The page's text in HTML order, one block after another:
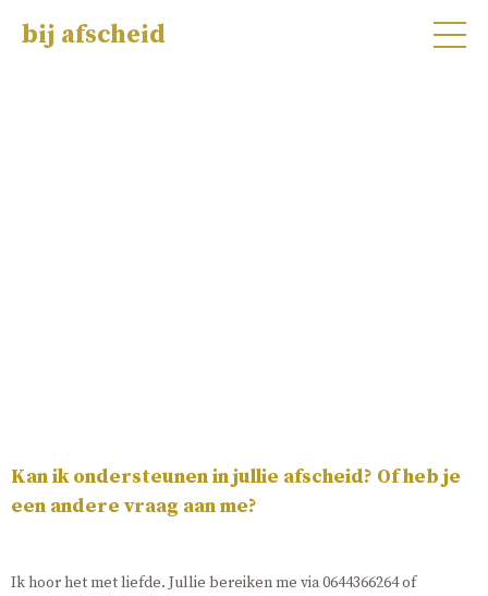
bij afscheid
Kan ik ondersteunen in jullie afscheid? Of heb je
een andere vraag aan me?
Ik hoor het met liefde. Jullie bereiken me via 0644366264 of